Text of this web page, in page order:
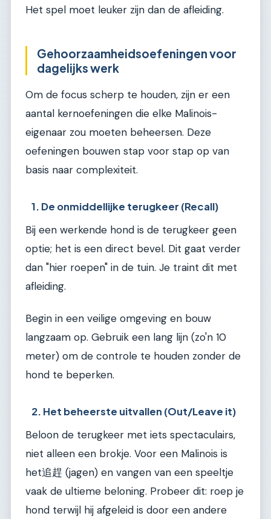
Het spel moet leuker zijn dan de afleiding.
Gehoorzaamheidsoefeningen voor
dagelijks werk
Om de focus scherp te houden, zijn er een
aantal kernoefeningen die elke Malinois-
eigenaar zou moeten beheersen. Deze
oefeningen bouwen stap voor stap op van
basis naar complexiteit.
1. De onmiddellijke terugkeer (Recall)
Bij een werkende hond is de terugkeer geen
optie; het is een direct bevel. Dit gaat verder
dan "hier roepen" in de tuin. Je traint dit met
afleiding.
Begin in een veilige omgeving en bouw
langzaam op. Gebruik een lang lijn (zo'n 10
meter) om de controle te houden zonder de
hond te beperken.
2. Het beheerste uitvallen (Out/Leave it)
Beloon de terugkeer met iets spectaculairs,
niet alleen een brokje. Voor een Malinois is
het追趕 (jagen) en vangen van een speeltje
vaak de ultieme beloning. Probeer dit: roep je
hond terwijl hij afgeleid is door een andere